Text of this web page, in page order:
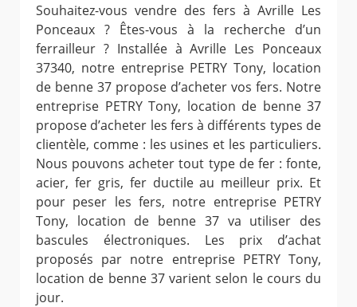
Souhaitez-vous vendre des fers à Avrille Les
Ponceaux ? Êtes-vous à la recherche d’un
ferrailleur ? Installée à Avrille Les Ponceaux
37340, notre entreprise PETRY Tony, location
de benne 37 propose d’acheter vos fers. Notre
entreprise PETRY Tony, location de benne 37
propose d’acheter les fers à différents types de
clientèle, comme : les usines et les particuliers.
Nous pouvons acheter tout type de fer : fonte,
acier, fer gris, fer ductile au meilleur prix. Et
pour peser les fers, notre entreprise PETRY
Tony, location de benne 37 va utiliser des
bascules électroniques. Les prix d’achat
proposés par notre entreprise PETRY Tony,
location de benne 37 varient selon le cours du
jour.